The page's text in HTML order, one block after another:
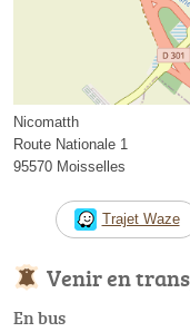
Nicomatth
Route Nationale 1
95570 Moisselles
Trajet Waze
Venir en
En bus